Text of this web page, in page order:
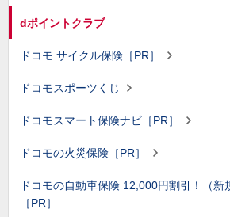
dポイントクラブ
ドコモ サイクル保険［PR］
ドコモスポーツくじ
ドコモスマート保険ナビ［PR］
ドコモの火災保険［PR］
ドコモの自動車保険 12,000円割引！（新
［PR］